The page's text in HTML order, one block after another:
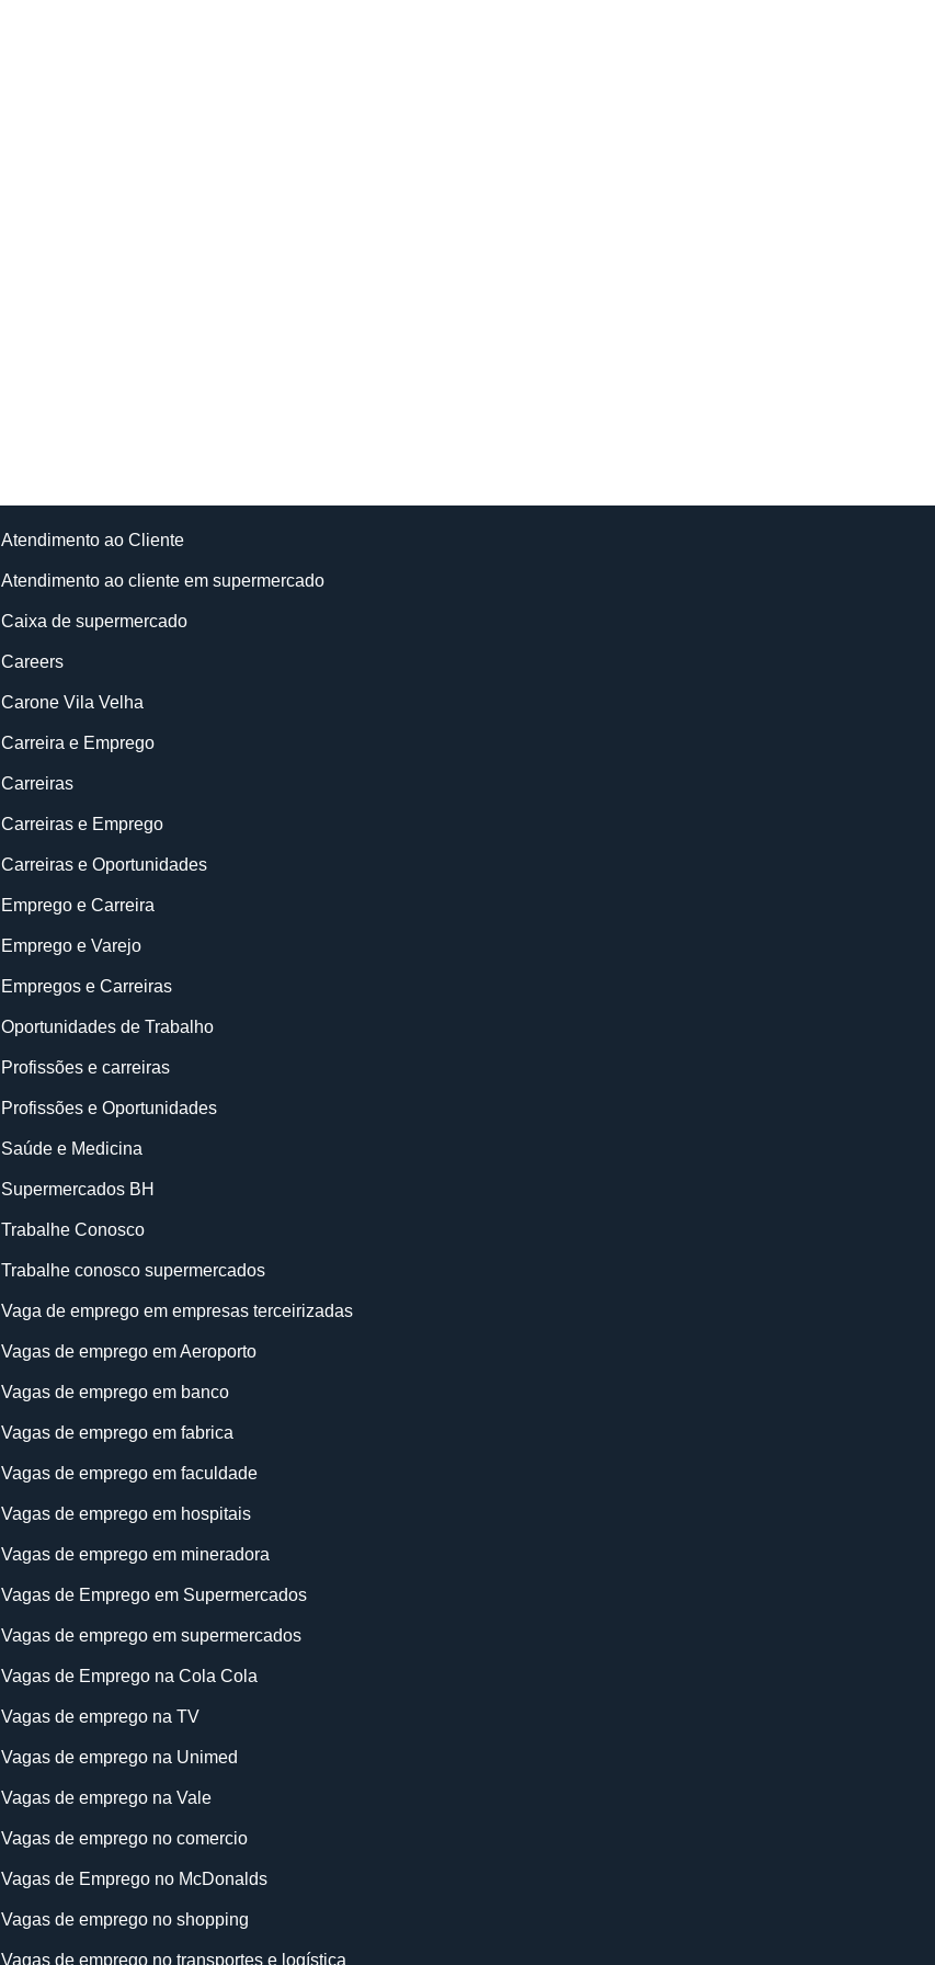
Atendimento ao Cliente
Atendimento ao cliente em supermercado
Caixa de supermercado
Careers
Carone Vila Velha
Carreira e Emprego
Carreiras
Carreiras e Emprego
Carreiras e Oportunidades
Emprego e Carreira
Emprego e Varejo
Empregos e Carreiras
Oportunidades de Trabalho
Profissões e carreiras
Profissões e Oportunidades
Saúde e Medicina
Supermercados BH
Trabalhe Conosco
Trabalhe conosco supermercados
Vaga de emprego em empresas terceirizadas
Vagas de emprego em Aeroporto
Vagas de emprego em banco
Vagas de emprego em fabrica
Vagas de emprego em faculdade
Vagas de emprego em hospitais
Vagas de emprego em mineradora
Vagas de Emprego em Supermercados
Vagas de emprego em supermercados
Vagas de Emprego na Cola Cola
Vagas de emprego na TV
Vagas de emprego na Unimed
Vagas de emprego na Vale
Vagas de emprego no comercio
Vagas de Emprego no McDonalds
Vagas de emprego no shopping
Vagas de emprego no transportes e logística